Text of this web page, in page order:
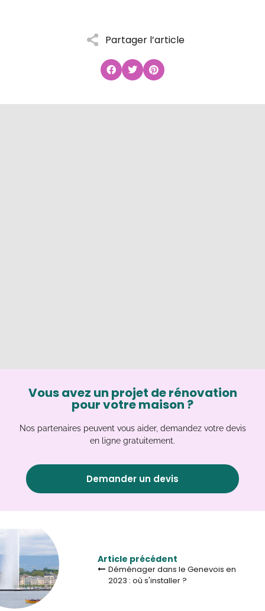
Partager l’article
Vous avez un projet de rénovation
pour votre maison ?
Nos partenaires peuvent vous aider, demandez votre devis
en ligne gratuitement.
Demander un devis
Article précédent
Déménager dans le Genevois en
2023 : où s'installer ?